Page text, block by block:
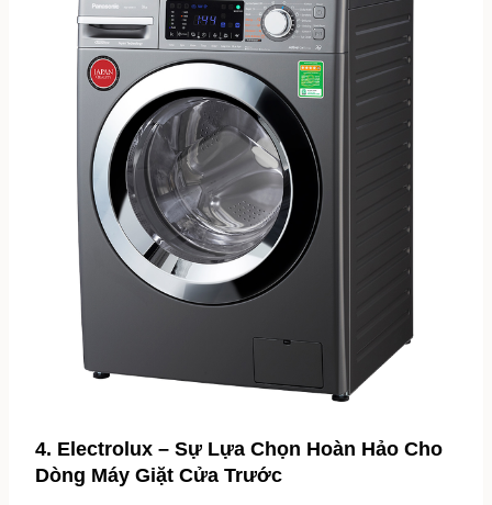
4. Electrolux – Sự Lựa Chọn Hoàn Hảo Cho
Dòng Máy Giặt Cửa Trước